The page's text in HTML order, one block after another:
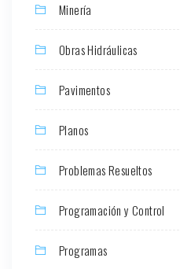
Minería
Obras Hidráulicas
Pavimentos
Planos
Problemas Resueltos
Programación y Control
Programas